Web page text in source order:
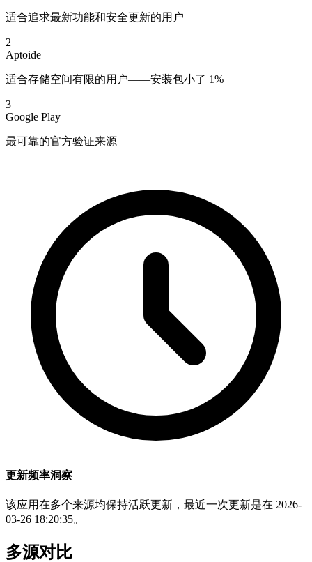
适合追求最新功能和安全更新的用户
2
Aptoide
适合存储空间有限的用户——安装包小了 1%
3
Google Play
最可靠的官方验证来源
更新频率洞察
该应用在多个来源均保持活跃更新，最近一次更新是在 2026-
03-26 18:20:35。
多源对比